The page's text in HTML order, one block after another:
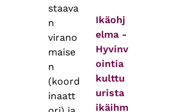
staava
n
virano
maise
n
(koord
inaatt
Ikäohj
elma -
Hyvinv
ointia
kulttu
urista
ikäihm